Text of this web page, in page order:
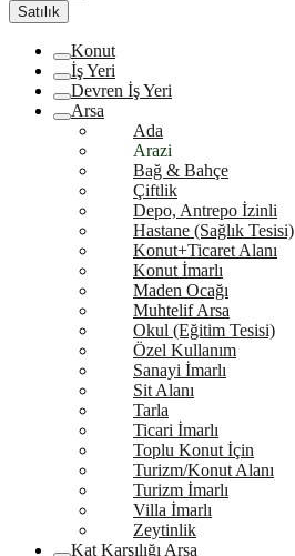
Satılık
Konut
İş Yeri
Devren İş Yeri
Arsa
Ada
Arazi
Bağ & Bahçe
Çiftlik
Depo, Antrepo İzinli
Hastane (Sağlık Tesisi)
Konut+Ticaret Alanı
Konut İmarlı
Maden Ocağı
Muhtelif Arsa
Okul (Eğitim Tesisi)
Özel Kullanım
Sanayi İmarlı
Sit Alanı
Tarla
Ticari İmarlı
Toplu Konut İçin
Turizm/Konut Alanı
Turizm İmarlı
Villa İmarlı
Zeytinlik
Kat Karşılığı Arsa